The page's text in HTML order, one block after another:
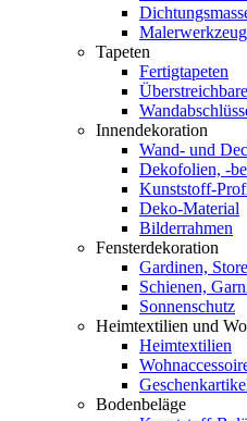
Tapeten
Fertigtapeten
Innendekoration
Wand- und
Dekofolien, -
Kunststoff-
Deko-Material
Bilderrahmen
Fensterdekoration
Gardinen,
Schienen,
Sonnenschutz
Heimtextilien und
Heimtextilien
Bodenbeläge